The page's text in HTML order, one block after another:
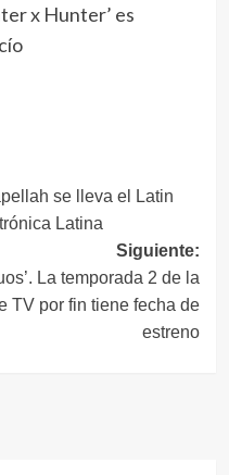
x Hunter’ es
se lleva el Latin
Latina
Siguiente:
La temporada 2 de la
TV por fin tiene fecha de
estreno